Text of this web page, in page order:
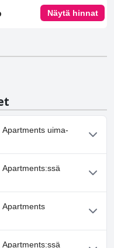
Näytä hinnat
uima-
on uima-
seuraavista
allas.
ei tarjoa kylpylää.
Apartments
ei salli koiria.